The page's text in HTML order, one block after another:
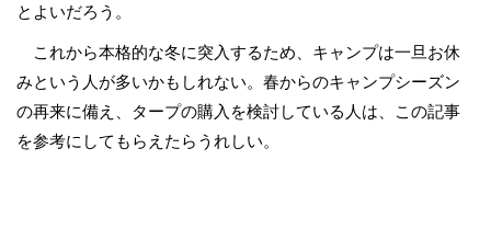
とよいだろう。
これから本格的な冬に突入するため、キャンプは一旦お休
みという人が多いかもしれない。春からのキャンプシーズン
の再来に備え、タープの購入を検討している人は、この記事
を参考にしてもらえたらうれしい。